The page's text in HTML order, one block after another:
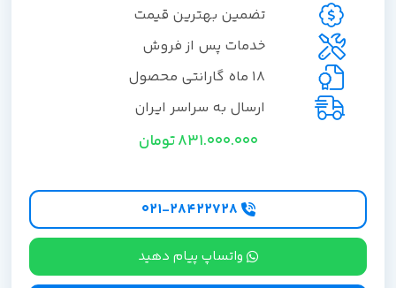
تضمین بهترین قیمت
خدمات پس از فروش
ارسال به سراسر ایران
831.000.000تومان
واتساپ پیام دهید